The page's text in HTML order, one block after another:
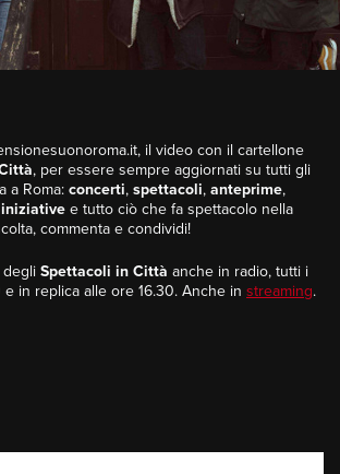
il video con il cartellone
, per essere sempre aggiornati su tutti gli
a Roma: concerti, spettacoli, anteprime,
iniziative e tutto ciò che fa spettacolo nella
commenta e condividi!
degli Spettacoli in Città anche in radio, tutti i
in replica alle ore 16.30. Anche in streaming.